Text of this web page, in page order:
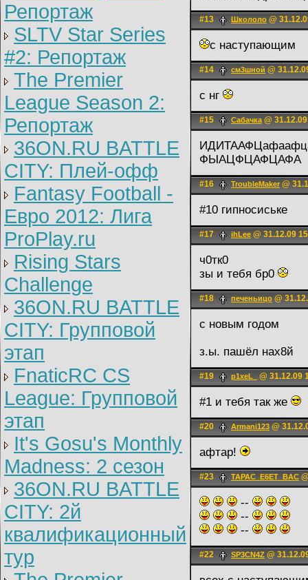
Репортаж
SLTV Star Series
#2: Репортаж
The Premier
League Season 2:
Репортаж
36ON.RU BATTLE
CITY: Плей-офф
Fantasy Football -
Евро 2012: Лига
ProPlay.ru
Rising Stars
Challenge
36ON.RU BATTLE
CITY: Групповой
этап
FnaticRC CS
League: Групповой
этап
It's Gosu's Monthly
Madness: 2 сезон
36ON.RU BATTLE
CITY: 2й
квалификационный
тур
#13 Школоло @
с наступающим
#14 см3шной @
с нг
#15 Сабачка@
ФЫАЦФЦАФЦАФА
#16 TroubleMaker @
#10 гипносиське
#17 ihLee @ 31.12.09
ч0тк0
зы и тебя бр0
#18 печеньицо @
с новым годом
з.ы. пашёл нах8й
#19 p1xeL_ @ 31.12.09
#1 и тебя так же
#20 Armani123 @
афтар!
#23 TAPAC_E6ET_BAC
--
--
--
#22 SP3CN4Z @